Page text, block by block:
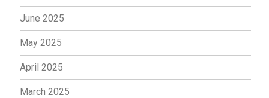
June 2025
May 2025
April 2025
March 2025